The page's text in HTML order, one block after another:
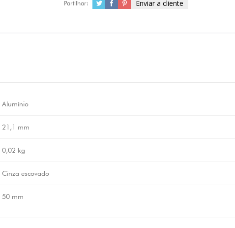
Partilhar: Enviar a cliente
Alumínio
21,1 mm
0,02 kg
Cinza escovado
50 mm